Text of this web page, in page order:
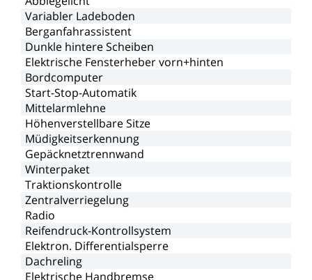
Variabler Ladeboden
Berganfahrassistent
Dunkle hintereScheiben
Elektrische Fensterhebervorn+hinten
Bordcomputer
Start-Stop-Automatik
Mittelarmlehne
HöhenverstellbareSitze
Müdigkeitserkennung
Gepäcknetztrennwand
Winterpaket
Traktionskontrolle
Zentralverriegelung
Radio
Reifendruck-Kontrollsystem
Elektron. Differentialsperre
Dachreling
Elektrische Handbremse